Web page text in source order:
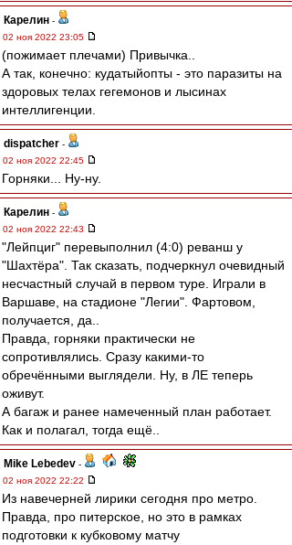
Карелин -
02 ноя 2022 23:05
(пожимает плечами) Привычка..
А так, конечно: кудатыйопты - это паразиты на
здоровых телах гегемонов и лысинах
интеллигенции.
dispatcher -
02 ноя 2022 22:45
Горняки... Ну-ну.
Карелин -
02 ноя 2022 22:43
"Лейпциг" перевыполнил (4:0) реванш у
"Шахтёра". Так сказать, подчеркнул очевидный
несчастный случай в первом туре. Играли в
Варшаве, на стадионе "Легии". Фартовом,
получается, да..
Правда, горняки практически не
сопротивлялись. Сразу какими-то
обречёнными выглядели. Ну, в ЛЕ теперь
оживут.
А багаж и ранее намеченный план работает.
Как и полагал, тогда ещё..
Mike Lebedev -
02 ноя 2022 22:22
Из навечерней лирики сегодня про метро.
Правда, про питерское, но это в рамках
подготовки к кубковому матчу